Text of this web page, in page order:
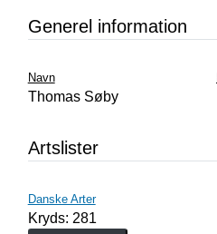
Generel information
Navn
Thomas Søby
Artslister
Danske Arter
Kryds: 281